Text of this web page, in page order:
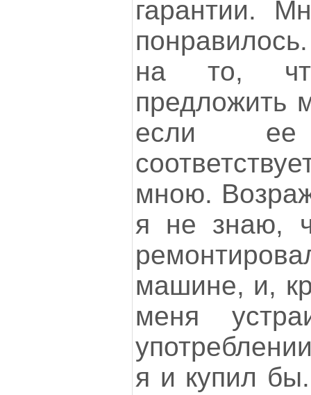
гарантии.
на то,
предложить
если ее
мною.
я не знаю,
машине, и,
меня
я и купил